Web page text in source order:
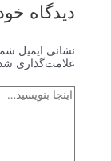
دیدگاه‌
نشانی ایمیل
علامت‌گذاری
اینجا
بنویسید…